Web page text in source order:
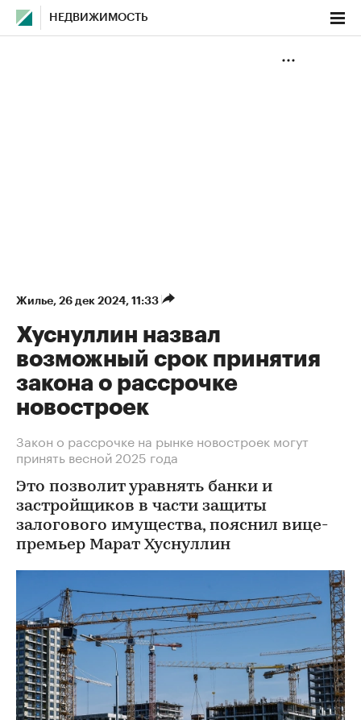
НЕДВИЖИМОСТЬ
Жилье⁠, 26 дек 2024, 11:33
Хуснуллин назвал
возможный срок принятия
закона о рассрочке
новостроек
Закон о рассрочке на рынке новостроек могут
принять весной 2025 года
Это позволит уравнять банки и
застройщиков в части защиты
залогового имущества, пояснил вице-
премьер Марат Хуснуллин